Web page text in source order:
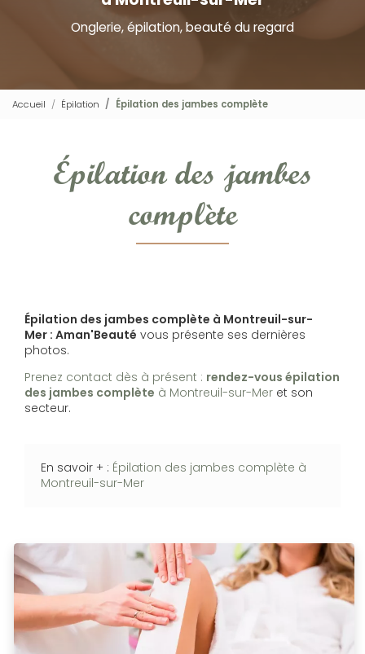
Onglerie, épilation, beauté du regard
Accueil Épilation Épilation des jambes complète
Épilation des jambes
complète
Épilation des jambes complète à Montreuil-sur-
Mer : Aman'Beauté vous présente ses dernières
photos.
Prenez contact dès à présent : rendez-vous épilation
des jambes complète à Montreuil-sur-Mer et son
secteur.
En savoir + : Épilation des jambes complète à
Montreuil-sur-Mer